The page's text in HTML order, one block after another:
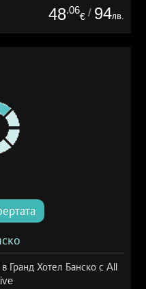
48.06
€ / 94лв.
Гранд Хотел Банско с All